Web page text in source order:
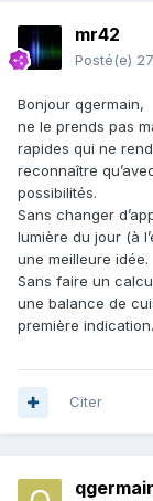
mr42
Posté(e)
Bonjour qgermain,
ne le prends pas
rapides qui ne
reconnaître
possibilités.
Sans changer
lumière du jour (à
une meilleure idée.
Sans faire un
une balance de
première indication.
Citer